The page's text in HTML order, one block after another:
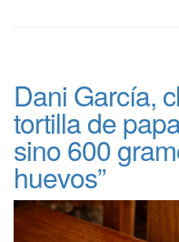
Dani García,
tortilla de
sino 600
huevos”